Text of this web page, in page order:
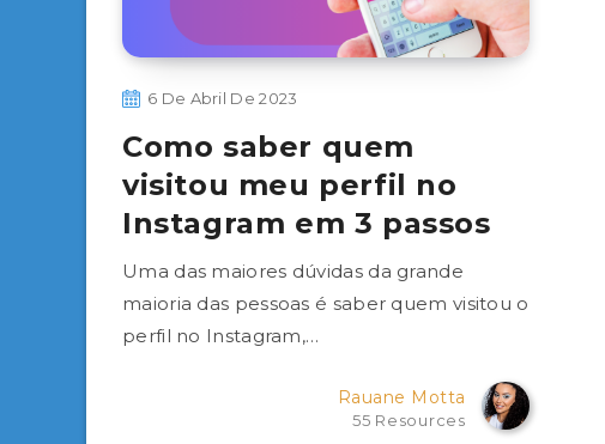
6 De Abril De 2023
Como saber quem
visitou meu perfil no
Instagram em 3 passos
Uma das maiores dúvidas da grande
maioria das pessoas é saber quem visitou o
perfil no Instagram,…
Rauane Motta
55 Resources